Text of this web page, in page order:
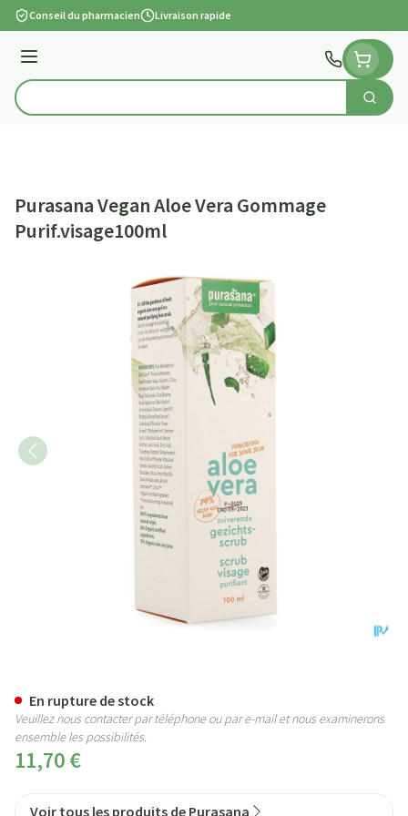
Aller au contenu
Conseil du pharmacien Livraison rapide
Menu
Rechercher
Purasana Vegan Aloe Vera Gommage
Purif.visage100ml
11,70 €
En rupture de stock
Veuillez nous contacter par téléphone ou par e-mail et nous examinerons
ensemble les possibilités.
Voir tous les produits de Purasana